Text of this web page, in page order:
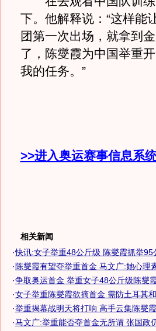
下。他解释说：“这样能
团第一次出场，就拿到
了，陈燮霞为中国举重
我的任务。”
>>进入奥运赛事信息系
相关新闻
·快讯:女子举重48公斤级 陈燮霞抓举95
· 陈燮霞有望夺举重首金 马文广:她心理
·争取奥运首金 举重女子48公斤级陈燮霞
·女子举重陈燮霞欲摘首金 需防土耳其和
·举重揭幕战明天将打响 高手云集陈燮霞
·马文广:举重能否夺首金无所谓 张国政